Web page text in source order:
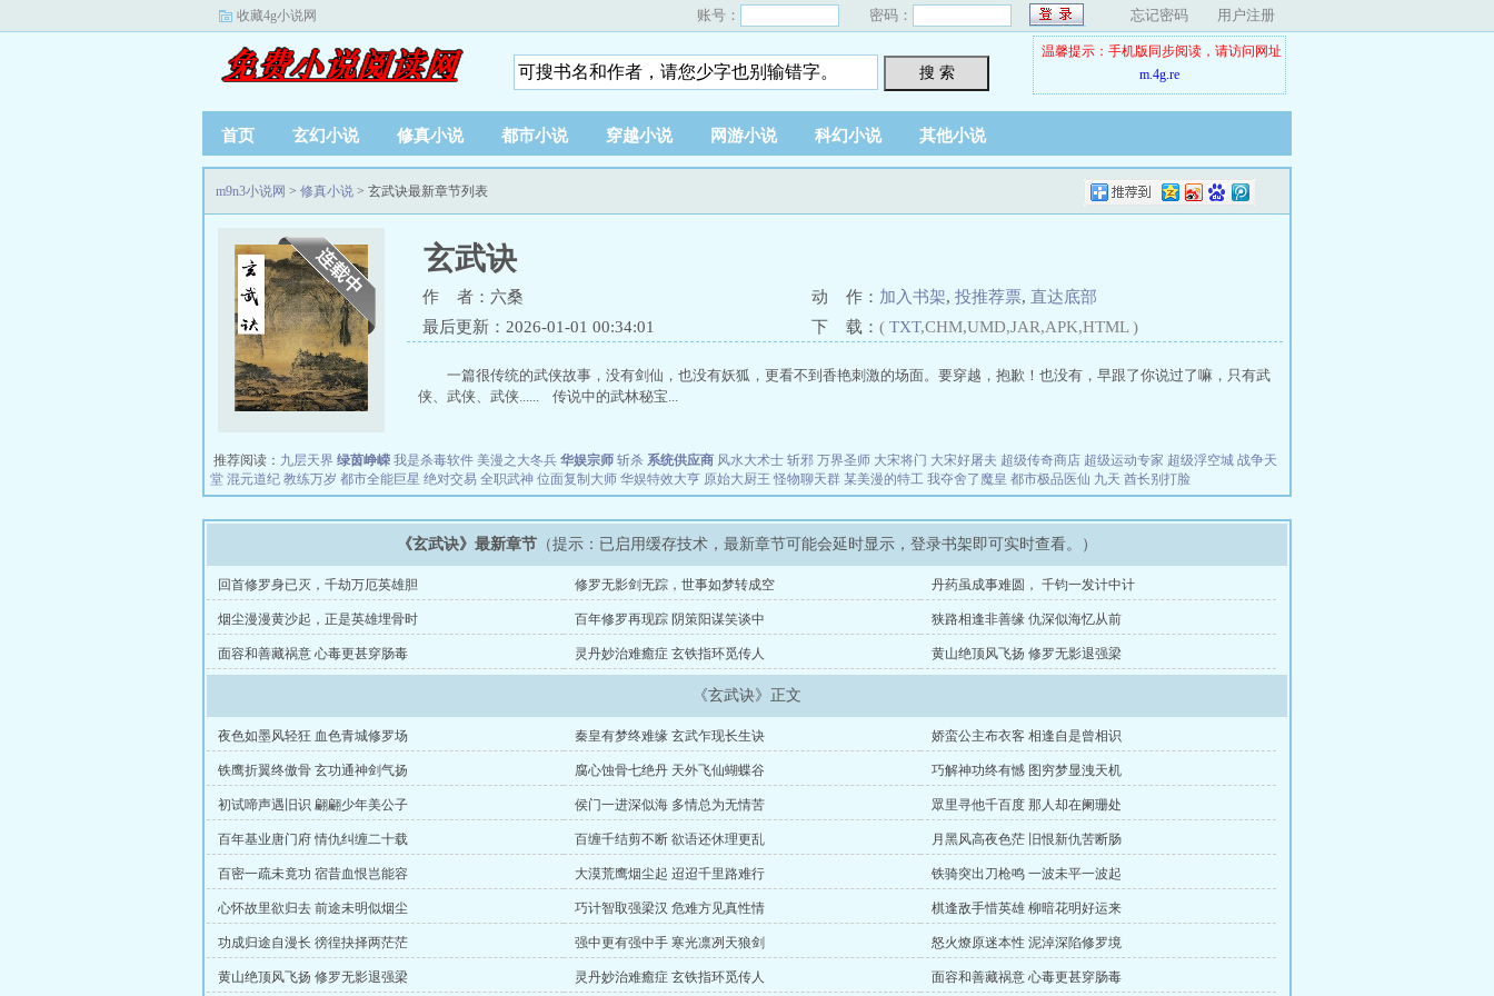
收藏4g小说网 账号： 密码： 忘记密码 用户注册
搜 索
温馨提示：手机版同步阅读，请访问网址
m.4g.re
首页 玄幻小说 修真小说 都市小说 穿越小说 网游小说 科幻小说 其他小说
m9n3小说网 > 修真小说 > 玄武诀最新章节列表
玄武诀
作 者：六桑 动 作： 加入书架, 投推荐票, 直达底部
最后更新：2026-01-01 00:34:01
下 载： ( TXT,CHM,UMD,JAR,APK,HTML )
一篇很传统的武侠故事，没有剑仙，也没有妖狐，更看不到香艳刺激的场面。要穿越，抱歉！也没有，早跟了你说过了嘛，只有武
侠、武侠、武侠...... 传说中的武林秘宝...
推荐阅读： 九层天界 绿茵峥嵘 我是杀毒软件 美漫之大冬兵 华娱宗师 斩杀 系统供应商 风水大术士 斩邪 万界圣师 大宋将门 大宋好屠夫 超级传奇商店 超级运动专家 超级浮空城 战争天
堂 混元道纪 教练万岁 都市全能巨星 绝对交易 全职武神 位面复制大师 华娱特效大亨 原始大厨王 怪物聊天群 某美漫的特工 我夺舍了魔皇 都市极品医仙 九天 酋长别打脸
《玄武诀》最新章节 （提示：已启用缓存技术，最新章节可能会延时显示，登录书架即可实时查看。）
回首修罗身已灭，千劫万厄英雄胆 修罗无影剑无踪，世事如梦转成空 丹药虽成事难圆， 千钧一发计中计
烟尘漫漫黄沙起，正是英雄埋骨时 百年修罗再现踪 阴策阳谋笑谈中 狭路相逢非善缘 仇深似海忆从前
面容和善藏祸意 心毒更甚穿肠毒 灵丹妙治难癒症 玄铁指环觅传人 黄山绝顶风飞扬 修罗无影退强梁
《玄武诀》正文
夜色如墨风轻狂 血色青城修罗场 秦皇有梦终难缘 玄武乍现长生诀 娇蛮公主布衣客 相逢自是曾相识
铁鹰折翼终傲骨 玄功通神剑气扬 腐心蚀骨七绝丹 天外飞仙蝴蝶谷 巧解神功终有憾 图穷梦显洩天机
初试啼声遇旧识 翩翩少年美公子 侯门一进深似海 多情总为无情苦 眾里寻他千百度 那人却在阑珊处
百年基业唐门府 情仇纠缠二十载 百缠千结剪不断 欲语还休理更乱 月黑风高夜色茫 旧恨新仇苦断肠
百密一疏未竟功 宿昔血恨岂能容 大漠荒鹰烟尘起 迢迢千里路难行 铁骑突出刀枪鸣 一波未平一波起
心怀故里欲归去 前途未明似烟尘 巧计智取强梁汉 危难方见真性情 棋逢敌手惜英雄 柳暗花明好运来
功成归途自漫长 徬徨抉择两茫茫 强中更有强中手 寒光凛冽天狼剑 怒火燎原迷本性 泥淖深陷修罗境
黄山绝顶风飞扬 修罗无影退强梁 灵丹妙治难癒症 玄铁指环觅传人 面容和善藏祸意 心毒更甚穿肠毒